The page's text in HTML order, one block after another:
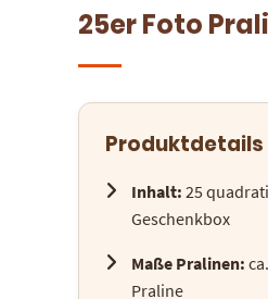
25er Foto
Produktdetails
Inhalt: 25
Geschenkbox
Maße Pralinen:
Praline